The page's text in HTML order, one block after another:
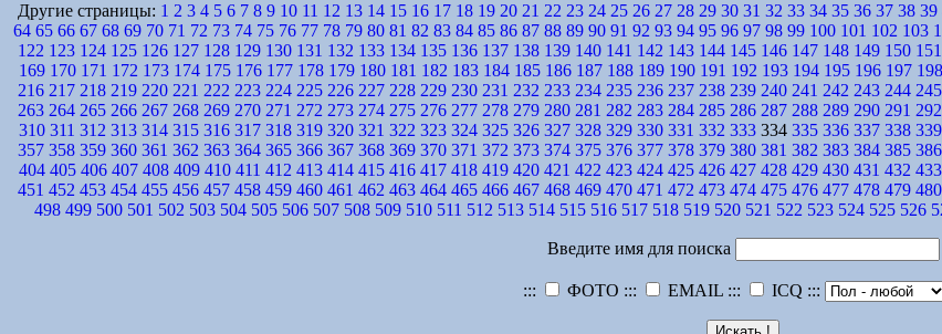
Другие страницы: 1 2 3 4 5 6 7 8 9 10 11 12 13 14 15 16 17 18 19 20 21 22 23 24 25 26 27 28 29 30 31 32 33 34 35 36 37 38 39
64 65 66 67 68 69 70 71 72 73 74 75 76 77 78 79 80 81 82 83 84 85 86 87 88 89 90 91 92 93 94 95 96 97 98 99 100 101 102 103
122 123 124 125 126 127 128 129 130 131 132 133 134 135 136 137 138 139 140 141 142 143 144 145 146 147 148 149 150 151
169 170 171 172 173 174 175 176 177 178 179 180 181 182 183 184 185 186 187 188 189 190 191 192 193 194 195 196 197 198
216 217 218 219 220 221 222 223 224 225 226 227 228 229 230 231 232 233 234 235 236 237 238 239 240 241 242 243 244 245
263 264 265 266 267 268 269 270 271 272 273 274 275 276 277 278 279 280 281 282 283 284 285 286 287 288 289 290 291 292
310 311 312 313 314 315 316 317 318 319 320 321 322 323 324 325 326 327 328 329 330 331 332 333334 335 336 337 338 339
357 358 359 360 361 362 363 364 365 366 367 368 369 370 371 372 373 374 375 376 377 378 379 380 381 382 383 384 385 386
404 405 406 407 408 409 410 411 412 413 414 415 416 417 418 419 420 421 422 423 424 425 426 427 428 429 430 431 432 433
451 452 453 454 455 456 457 458 459 460 461 462 463 464 465 466 467 468 469 470 471 472 473 474 475 476 477 478 479 480
498 499 500 501 502 503 504 505 506 507 508 509 510 511 512 513 514 515 516 517 518 519 520 521 522 523 524 525 526
Введите имя для поиска
::: ФОТО ::: EMAIL ::: ICQ :::